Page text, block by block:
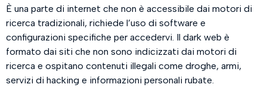
È una parte di internet che non è accessibile dai motori di
ricerca tradizionali, richiede l’uso di software e
configurazioni specifiche per accedervi. Il dark web è
formato dai siti che non sono indicizzati dai motori di
ricerca e ospitano contenuti illegali come droghe, armi,
servizi di hacking e informazioni personali rubate.